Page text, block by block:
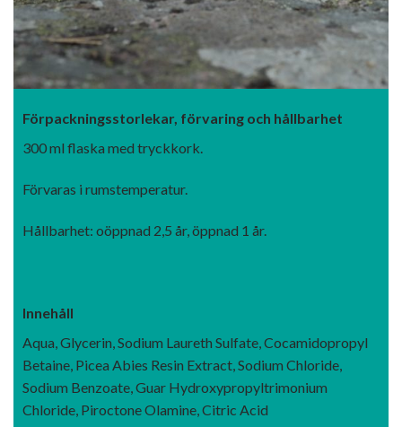
Förpackningsstorlekar, förvaring och hållbarhet
300 ml flaska med tryckkork.
Förvaras i rumstemperatur.
Hållbarhet: oöppnad 2,5 år, öppnad 1 år.
Innehåll
Aqua, Glycerin, Sodium Laureth Sulfate, Cocamidopropyl
Betaine, Picea Abies Resin Extract, Sodium Chloride,
Sodium Benzoate, Guar Hydroxypropyltrimonium
Chloride, Piroctone Olamine, Citric Acid